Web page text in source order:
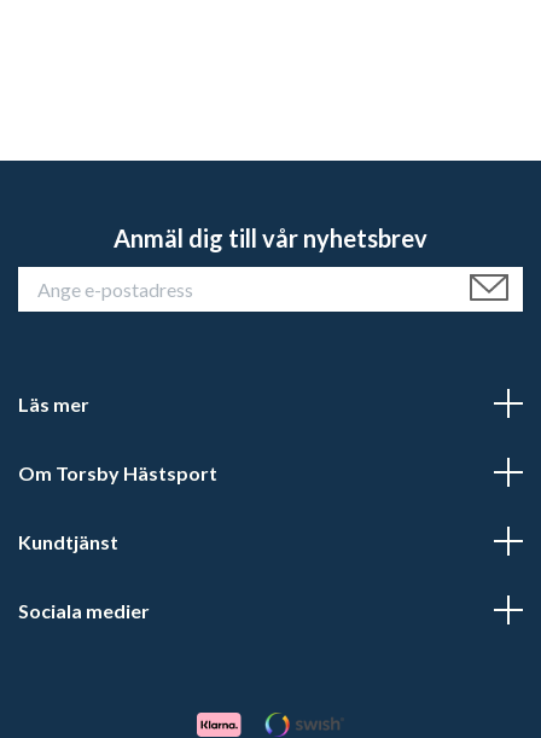
Anmäl dig till vår nyhetsbrev
Läs mer
Om Torsby Hästsport
Kundtjänst
Sociala medier